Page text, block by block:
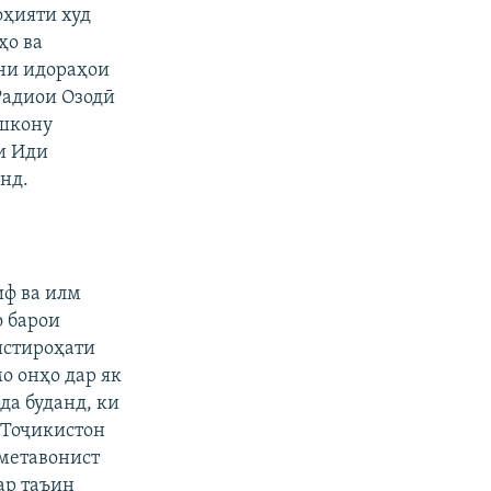
худ
ва
идораҳои
Озодӣ
Иди
ва илм
барои
онҳо дар як
буданд, ки
таъин